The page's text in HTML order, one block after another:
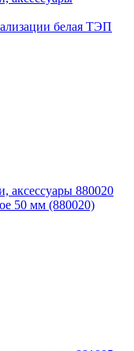
белая ТЭП
50 мм (880020)